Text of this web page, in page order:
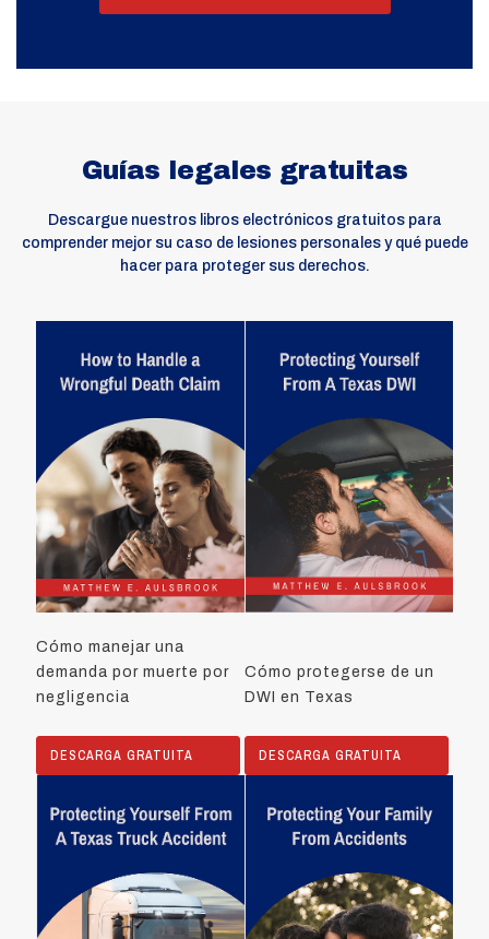
Guías legales gratuitas
Descargue nuestros libros electrónicos gratuitos para
comprender mejor su caso de lesiones personales y qué puede
hacer para proteger sus derechos.
Cómo manejar una
demanda por muerte por
negligencia
DESCARGA GRATUITA
Cómo protegerse de un
DWI en Texas
DESCARGA GRATUITA